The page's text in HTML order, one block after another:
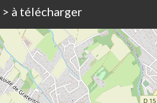
à télécharger